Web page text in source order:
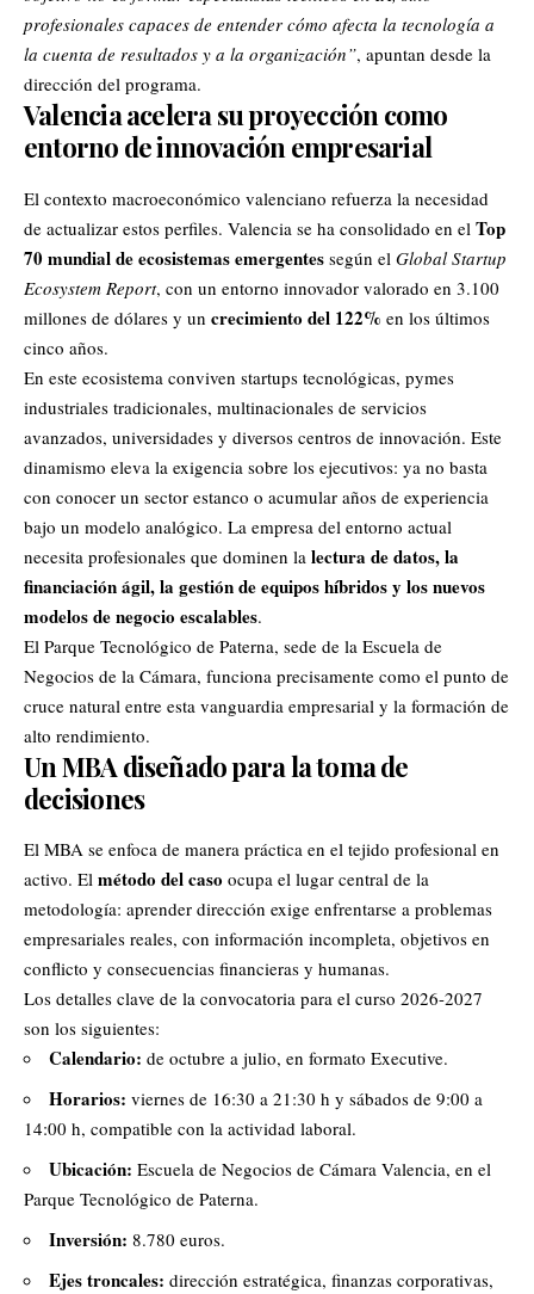
profesionales capaces de entender cómo afecta la tecnología a
la cuenta de resultados y a la organización”, apuntan desde la
dirección del programa.
Valencia acelera su proyección como
entorno de innovación empresarial
El contexto macroeconómico valenciano refuerza la necesidad
de actualizar estos perfiles. Valencia se ha consolidado en el Top
70 mundial de ecosistemas emergentes según el Global Startup
Ecosystem Report, con un entorno innovador valorado en 3.100
millones de dólares y un crecimiento del 122% en los últimos
cinco años.
En este ecosistema conviven startups tecnológicas, pymes
industriales tradicionales, multinacionales de servicios
avanzados, universidades y diversos centros de innovación. Este
dinamismo eleva la exigencia sobre los ejecutivos: ya no basta
con conocer un sector estanco o acumular años de experiencia
bajo un modelo analógico. La empresa del entorno actual
necesita profesionales que dominen la lectura de datos, la
financiación ágil, la gestión de equipos híbridos y los nuevos
modelos de negocio escalables.
El Parque Tecnológico de Paterna, sede de la Escuela de
Negocios de la Cámara, funciona precisamente como el punto de
cruce natural entre esta vanguardia empresarial y la formación de
alto rendimiento.
Un MBA diseñado para la toma de
decisiones
El MBA se enfoca de manera práctica en el tejido profesional en
activo. El método del caso ocupa el lugar central de la
metodología: aprender dirección exige enfrentarse a problemas
empresariales reales, con información incompleta, objetivos en
conflicto y consecuencias financieras y humanas.
Los detalles clave de la convocatoria para el curso 2026-2027
son los siguientes:
Calendario: de octubre a julio, en formato Executive.
Horarios: viernes de 16:30 a 21:30 h y sábados de 9:00 a
14:00 h, compatible con la actividad laboral.
Ubicación: Escuela de Negocios de Cámara Valencia, en el
Parque Tecnológico de Paterna.
Inversión: 8.780 euros.
Ejes troncales: dirección estratégica, finanzas corporativas,